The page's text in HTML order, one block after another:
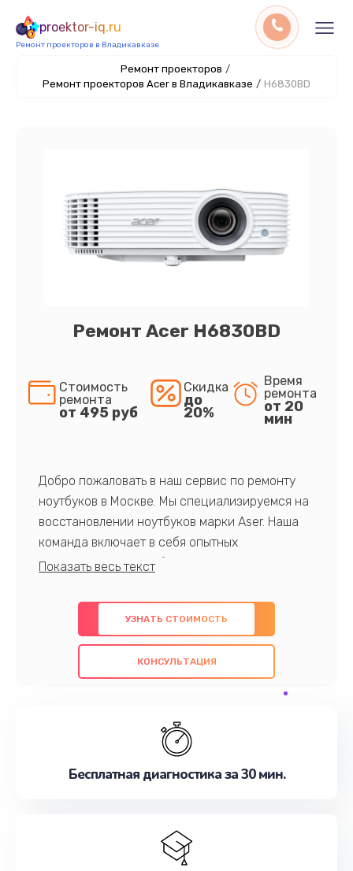
proektor-iq.ru
Ремонт проекторов в Владикавказе
Ремонт проекторов /
Ремонт проекторов Acer в Владикавказе / H6830BD
Ремонт Acer H6830BD
Стоимость
ремонта
от 495 руб
Скидка
до
20%
Время
ремонта
от 20
мин
Добро пожаловать в наш сервис по ремонту
ноутбуков в Москве. Мы специализируемся на
восстановлении ноутбуков марки Aser. Наша
команда включает в себя опытных
профессионалов с обширными знаниями и
предлагаем быстрый и качественный ремонт с
использованием оригинальных компонентов, а
также гарантируем качество всех
проведенных работ. Наша цель - предоставить
наилучшим образом. Не медлите записаться на
УЗНАТЬ СТОИМОСТЬ
КОНСУЛЬТАЦИЯ
Бесплатная диагностика за 30 мин.